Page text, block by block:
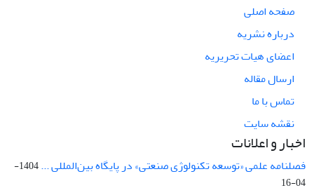
صفحه اصلی
درباره نشریه
اعضای هیات تحریریه
ارسال مقاله
تماس با ما
نقشه سایت
اخبار و اعلانات
فصلنامه علمی «توسعه تکنولوژی صنعتی» در پایگاه بین‌المللی ...
1404-
04-16